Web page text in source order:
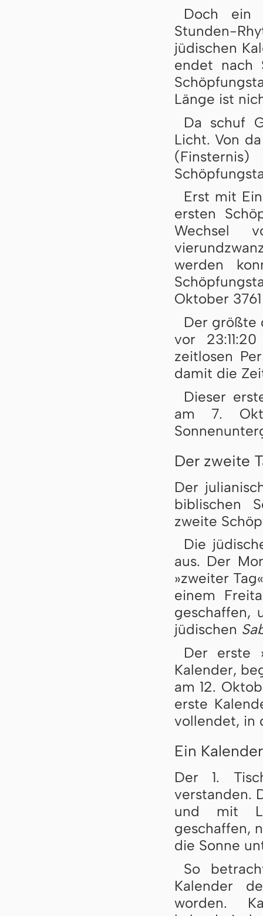
Doch ein
Stunden-
jüdischen
endet nach
Länge ist
Da schuf
Licht. Von
Erst mit
ersten
Wechsel
werden
Oktober
Der größte
vor
zeitlosen
damit die
Dieser
am 7.
Der zweite
Der
biblischen
zweite
Die
aus. Der
»zweiter
einem
geschaffen,
jüdischen
Der erste
Kalender,
am 12.
erste
vollendet, in
Ein
Der 1.
verstanden.
und mit
geschaffen,
die Sonne
So
Kalender
worden.